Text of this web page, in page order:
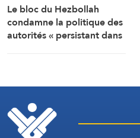
Le bloc du Hezbollah
condamne la politique des
autorités « persistant dans